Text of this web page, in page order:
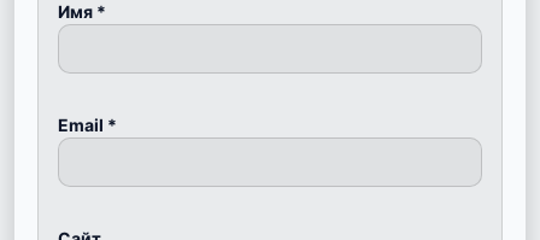
Имя *
Email *